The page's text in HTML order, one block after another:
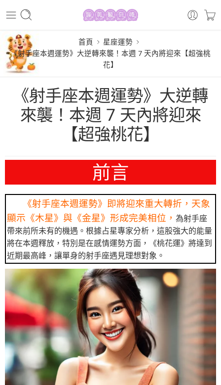
首頁
星座運勢
《射手座本週運勢》大逆轉來襲！本週 7 天內將迎來【超強桃
花】
《射手座本週運勢》大逆轉
來襲！本週 7 天內將迎來
【超強桃花】
前言
《射手座本週運勢》即將迎來重大轉折，天象
顯示《木星》與《金星》形成完美相位， 為射手座
帶來前所未有的機遇。根據占星專家分析，這股強大的能量
將在本週釋放，特別是在感情運勢方面，《桃花運》將達到
近期最高峰，讓單身的射手座遇見理想對象。